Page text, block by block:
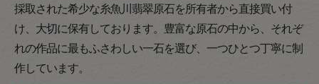
採取された希少な糸魚川翡翠原石を所有者から直接買い付
け、大切に保有しております。豊富な原石の中から、それぞ
れの作品に最もふさわしい一石を選び、一つひとつ丁寧に制
作しています。